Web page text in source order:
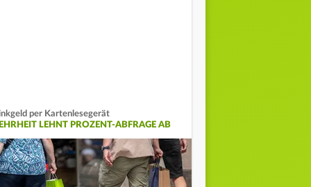
per Kartenlesegerät
LEHNT PROZENT-ABFRAGE AB